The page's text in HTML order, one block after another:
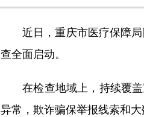
近日，重庆市医疗保障局
查全面启动。
在检查地域上，持续覆盖
异常，欺诈骗保举报线索和